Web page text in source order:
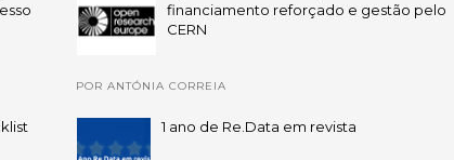
financiamento reforçado e gestão pelo
CERN
POR ANTÓNIA CORREIA
1 ano de Re.Data em revista